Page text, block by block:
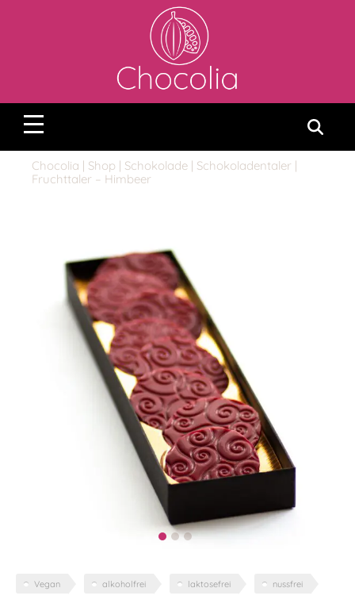
Chocolia | Shop | Schokolade | Schokoladentaler |
Fruchttaler – Himbeer
Vegan alkoholfrei laktosefrei nussfrei